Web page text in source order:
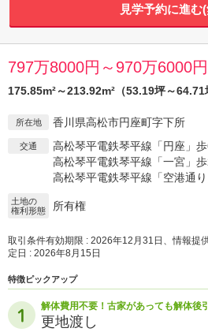
見学予約に進む
797万8000円～970万6000円
175.85m²～213.92m²（53.19坪～64.71
所在地 香川県高松市円座町字下所
交通
高松琴平電鉄琴平線「円座」
高松琴平電鉄琴平線「一宮」
高松琴平電鉄琴平線「空港通
土地の
権利形態
所有権
取引条件有効期限 : 2026年12月31日、情報提
定日 : 2026年8月15日
特徴ピックアップ
解体費用不要！古家があっても解体後
更地渡し